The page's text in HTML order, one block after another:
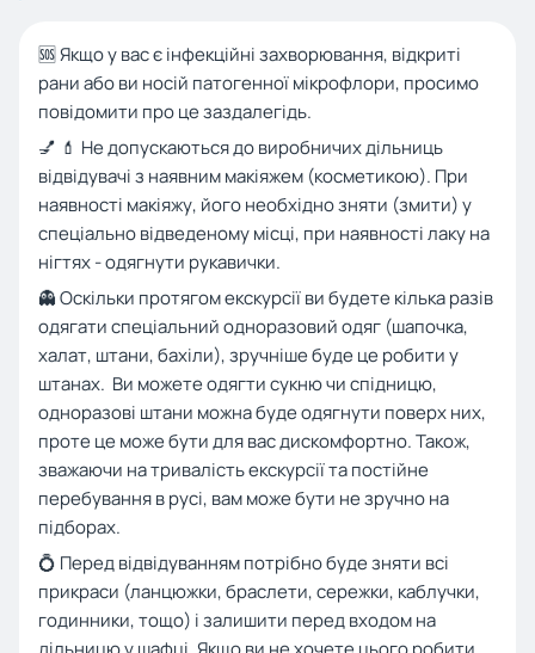
🆘 Якщо у вас є інфекційні захворювання, відкриті
рани або ви носій патогенної мікрофлори, просимо
повідомити про це заздалегідь.
💅 💄 Не допускаються до виробничих дільниць
відвідувачі з наявним макіяжем (косметикою). При
наявності макіяжу, його необхідно зняти (змити) у
спеціально відведеному місці, при наявності лаку на
нігтях - одягнути рукавички.
👻 Оскільки протягом екскурсії ви будете кілька разів
одягати спеціальний одноразовий одяг (шапочка,
халат, штани, бахіли), зручніше буде це робити у
штанах. Ви можете одягти сукню чи спідницю,
одноразові штани можна буде одягнути поверх них,
проте це може бути для вас дискомфортно. Також,
зважаючи на тривалість екскурсії та постійне
перебування в русі, вам може бути не зручно на
підборах.
💍 Перед відвідуванням потрібно буде зняти всі
прикраси (ланцюжки, браслети, сережки, каблучки,
годинники, тощо) і залишити перед входом на